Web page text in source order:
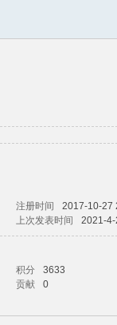
注册时间
2017-10-27
上次发表时间 2021-
积分
3633
贡献 0